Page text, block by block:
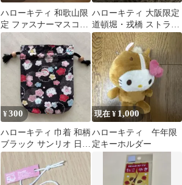
ハローキティ 和歌山限
定 ファスナーマスコッ
ト
ハローキティ 大阪限定
道頓堀・戎橋 ストラッ
プ Hello Kitty
¥300
ハローキティ 巾着 和柄
ブラック サンリオ 日本
限定 バッグ ポーチ レ
現在 ¥ 1,000
ハローキティ 午年限
定キーホルダー